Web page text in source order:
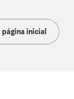
página inicial